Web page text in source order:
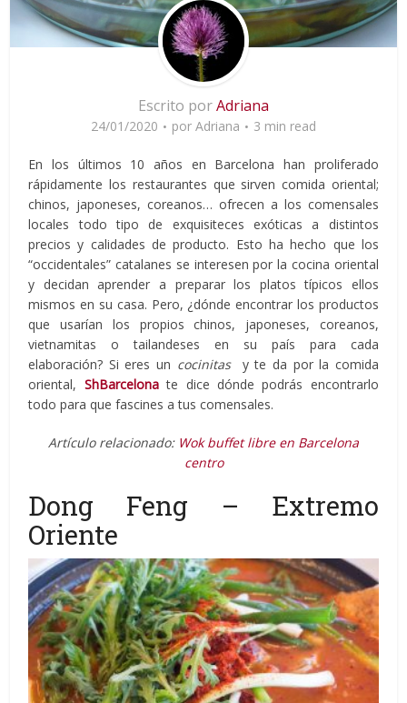
Escrito porAdriana
24/01/2020 por Adriana 3 min read
En los últimos 10 años en Barcelona han proliferado
rápidamente los restaurantes que sirven comida oriental;
chinos, japoneses, coreanos… ofrecen a los comensales
locales todo tipo de exquisiteces exóticas a distintos
precios y calidades de producto. Esto ha hecho que los
“occidentales” catalanes se interesen por la cocina oriental
y decidan aprender a preparar los platos típicos ellos
mismos en su casa. Pero, ¿dónde encontrar los productos
que usarían los propios chinos, japoneses, coreanos,
vietnamitas o tailandeses en su país para cada
elaboración? Si eres un cocinitas
y te da por la comida
oriental, ShBarcelona te dice dónde podrás encontrarlo
todo para que fascines a tus comensales.
Artículo relacionado: Wok buffet libre en Barcelona
centro
Dong Feng – Extremo
Oriente